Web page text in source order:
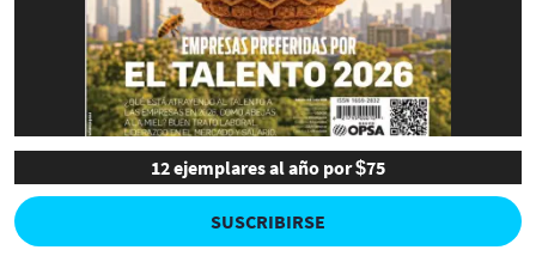
12 ejemplares al año por $75
SUSCRIBIRSE